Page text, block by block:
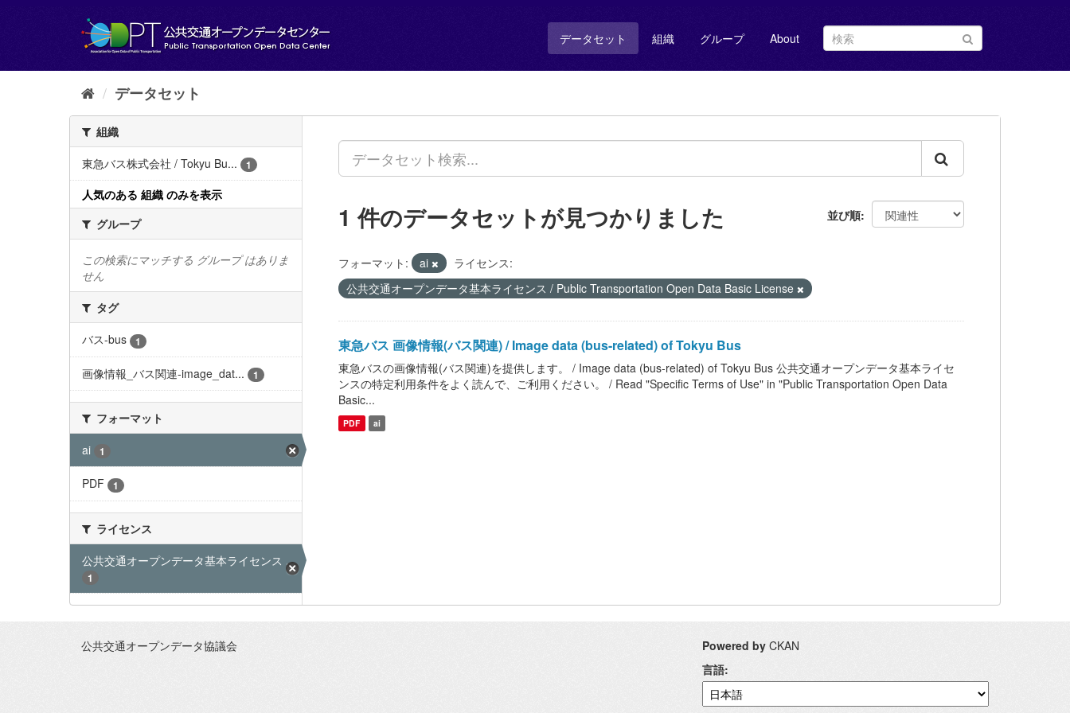
し
データセット 組織 グループ About
データセット
組織
東急バス株式会社 / Tokyu Bu...
1
人気のある 組織 のみを表示
グループ
この検索にマッチする グループ はありま
せん
タグ
バス-bus
1
画像情報_バス関連-image_dat... 1
フォーマット
ai
1
PDF 1
ライセンス
公共交通オープンデータ基本ライセンス ...
1
並び順
1 件のデータセットが見つかりました
フォーマット: ai
ライセンス:
公共交通オープンデータ基本ライセンス / Public Transportation Open Data Basic License
東急バス 画像情報(バス関連) / Image data (bus-related) of Tokyu Bus
東急バスの画像情報(バス関連)を提供します。 / Image data (bus-related) of Tokyu Bus 公共交通オープンデータ基本ライセ
ンスの特定利用条件をよく読んで、ご利用ください。 / Read "Specific Terms of Use" in "Public Transportation Open Data
Basic...
PDF ai
公共交通オープンデータ協議会 Powered by CKAN
言語